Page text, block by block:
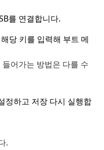
를 연결합니다.
당 키를 입력해 부트 메
어가는 방법은 다를 수
정하고 저장 다시 실행합
.